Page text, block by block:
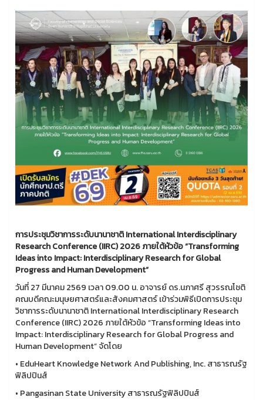
การประชุมวิชาการระดับนานาชาติInternational Interdisciplinary
Research Conference (IIRC) 2026 ภายใต้หัวข้อ “Transforming
Ideas into Impact: Interdisciplinary Research for Global
Progress and Human Development”
วันที่ 27 มีนาคม 2569 เวลา 09.00 น. อาจารย์ ดร.นภาศรี สุวรรณโชติ
คณบดีคณะมนุษยศาสตร์และสังคมศาสตร์ เข้าร่วมพิธีเปิดการประชุม
วิชาการระดับนานาชาติ International Interdisciplinary Research
Conference (IIRC) 2026 ภายใต้หัวข้อ “Transforming Ideas into
Impact: Interdisciplinary Research for Global Progress and
Human Development” จัดโดย
• EduHeart Knowledge Network And Publishing, Inc. สาธารณรัฐ
ฟิลิปปินส์
• Pangasinan State University สาธารณรัฐฟิลิปปินส์